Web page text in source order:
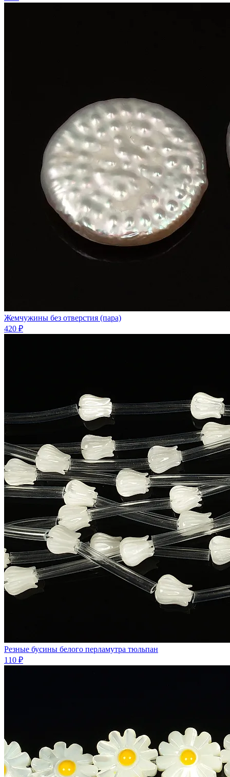
Жемчужины без отверстия (пара)
420 ₽
Резные бусины белого перламутра тюльпан
110 ₽